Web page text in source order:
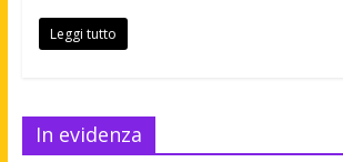
Leggi tutto
In evidenza